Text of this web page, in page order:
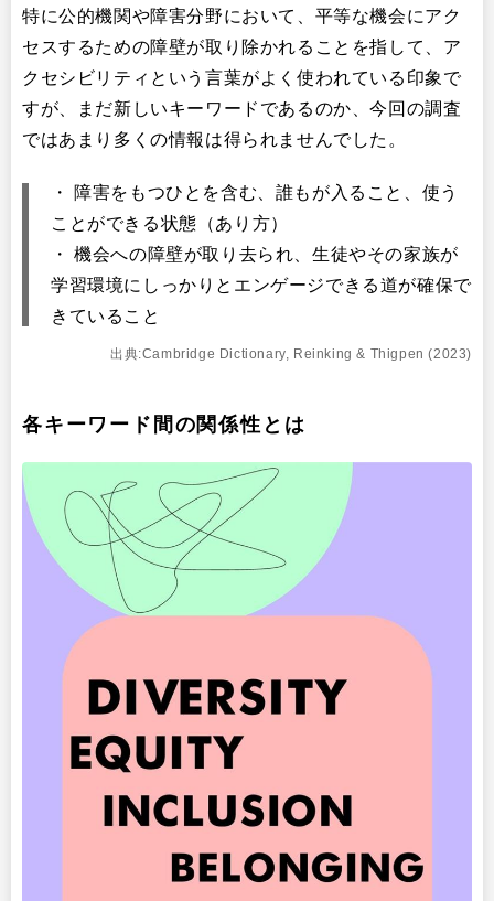
特に公的機関や障害分野において、平等な機会にアク
セスするための障壁が取り除かれることを指して、ア
クセシビリティという言葉がよく使われている印象で
すが、まだ新しいキーワードであるのか、今回の調査
ではあまり多くの情報は得られませんでした。
・ 障害をもつひとを含む、誰もが入ること、使う
ことができる状態（あり方）
・ 機会への障壁が取り去られ、生徒やその家族が
学習環境にしっかりとエンゲージできる道が確保で
きていること
出典:Cambridge Dictionary, Reinking & Thigpen (2023)
各キーワード間の関係性とは